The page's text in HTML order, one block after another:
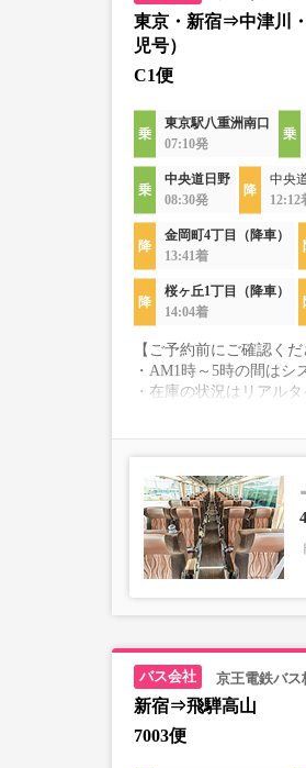
東京・新宿⇒中津川
児号）
C1便
東京駅八重洲南口
07:10発
中央道日野
08:30発
中央
12:12
金岡町4丁目（降車）
13:41着
桜ヶ丘1丁目（降車）
14:04着
【ご予約前にご確認くだ
・AM1時～5時の間はシ
・在庫の状況はリアル
※売り切れの場合でも
す。
・こちらの路線はキャ
・学生・シニア・乳幼
学生、シニアの方は「
※乳幼児を選択した場合
乗車定員遵守のため乗
・最新の運行状況は運
・車両は予告なく変更
京王電鉄バス
新宿⇒飛騨高山
7003便